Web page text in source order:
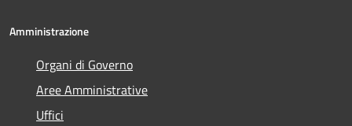
Amministrazione
Organi di Governo
Aree Amministrative
Uffici